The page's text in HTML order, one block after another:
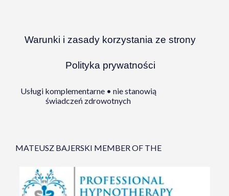
Warunki i zasady korzystania ze strony
Polityka prywatności
Usługi komplementarne • nie stanowią
świadczeń zdrowotnych
MATEUSZ BAJERSKI MEMBER OF THE